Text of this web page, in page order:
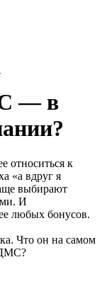
— в
относиться к
«а вдруг я
выбирают
И
любых бонусов.
Что он на самом
ДМС?